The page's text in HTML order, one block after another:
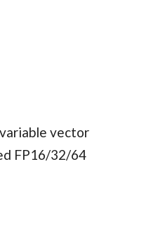
vector
FP16/32/64